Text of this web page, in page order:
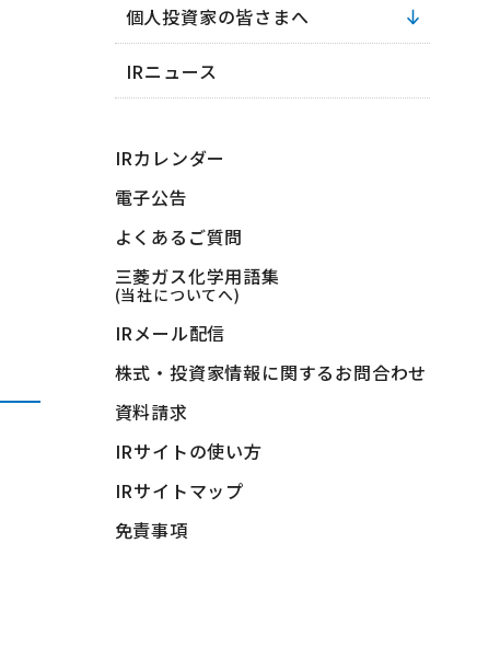
個人投資家の皆さまへ
IRニュース
IRカレンダー
電子公告
よくあるご質問
三菱ガス化学用語集
(当社についてへ)
IRメール配信
株式・投資家情報に関するお問合わせ
資料請求
IRサイトの使い方
IRサイトマップ
免責事項